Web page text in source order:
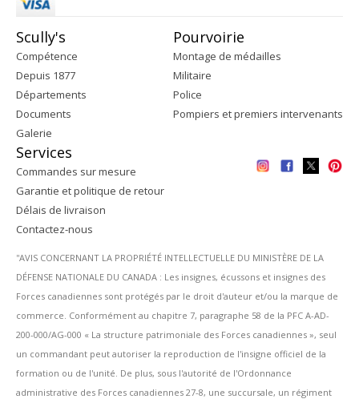
Scully's
Compétence
Depuis 1877
Départements
Documents
Galerie
Pourvoirie
Montage de médailles
Militaire
Police
Pompiers et premiers intervenants
Services
Commandes sur mesure
Garantie et politique de retour
Délais de livraison
Contactez-nous
''AVIS CONCERNANT LA PROPRIÉTÉ INTELLECTUELLE DU MINISTÈRE DE LA
DÉFENSE NATIONALE DU CANADA : Les insignes, écussons et insignes des
Forces canadiennes sont protégés par le droit d'auteur et/ou la marque de
commerce. Conformément au chapitre 7, paragraphe 58 de la PFC A-AD-
200-000/AG-000 « La structure patrimoniale des Forces canadiennes », seul
un commandant peut autoriser la reproduction de l'insigne officiel de la
formation ou de l'unité. De plus, sous l'autorité de l'Ordonnance
administrative des Forces canadiennes 27-8, une succursale, un régiment